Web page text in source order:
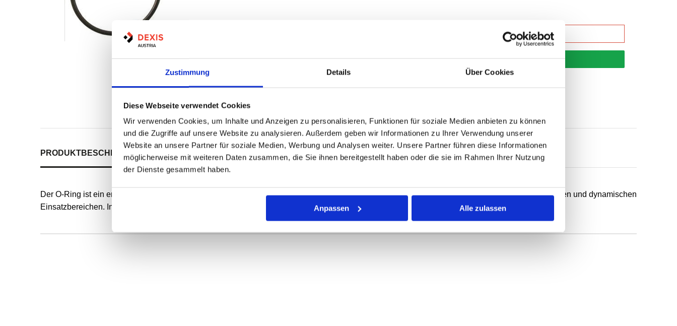
Zustimmung Details Über Cookies
Diese Webseite verwendet Cookies
Wir verwenden Cookies, um Inhalte und Anzeigen zu personalisieren, Funktionen für soziale Medien anbieten zu können
und die Zugriffe auf unsere Website zu analysieren. Außerdem geben wir Informationen zu Ihrer Verwendung unserer
Website an unsere Partner für soziale Medien, Werbung und Analysen weiter. Unsere Partner führen diese Informationen
möglicherweise mit weiteren Daten zusammen, die Sie ihnen bereitgestellt haben oder die sie im Rahmen Ihrer Nutzung
der Dienste gesammelt haben.
Anpassen Alle zulassen
STK Warenkorb
Auf Lager
Print
PRODUKTBESCHREIBUNG ALLE SPEZIFIKATIONEN
Der O-Ring ist ein endlos formvulkanisierter, runder Dichtring mit kreisförmigem Querschnitt für die unterschiedlichsten Anwendungsfälle in statischen und dynamischen
Einsatzbereichen. Innendurchmesser und Schnurstärke definieren die Abmessungen.